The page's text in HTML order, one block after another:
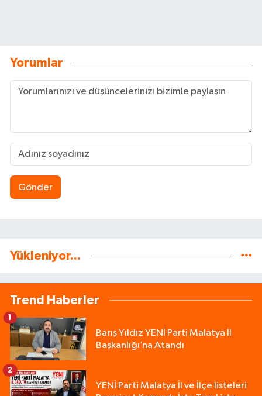
Yorumlar
Gönder
Yükleniyor...
Trend Haberler
Barış Yıldız YENİ Parti Malatya İl
Başkanlığı’na Atandı
1
YENİ Parti Malatya İl ve İlçe listeleri
2